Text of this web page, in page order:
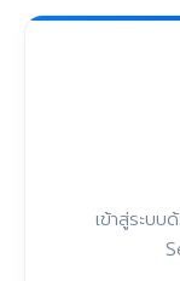
เข้าสู่ระบ